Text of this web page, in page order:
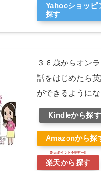
Yahooショッピ
探す
３６歳からオン
話をはじめたら
ができるように
Kindleから探す
Amazonから探
楽天から探す